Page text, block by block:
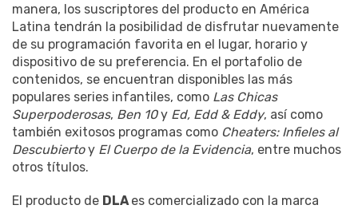
manera, los suscriptores del producto en América
Latina tendrán la posibilidad de disfrutar nuevamente
de su programación favorita en el lugar, horario y
dispositivo de su preferencia. En el portafolio de
contenidos, se encuentran disponibles las más
populares series infantiles, como Las Chicas
Superpoderosas, Ben 10y Ed, Edd & Eddy, así como
también exitosos programas como Cheaters: Infieles al
Descubiertoy El Cuerpo de la Evidencia, entre muchos
otros títulos.
El producto de DLA es comercializado con la marca